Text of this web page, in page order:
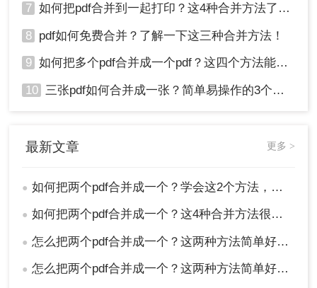
频繁处理PDF文件的用户，可以轻松实现PDF文件
的合并。
优点：功能全面，支持复杂的PDF编辑和合并
需求。
缺点：软件价格较高，对于偶尔需要合并PDF
操作步骤：
器，接着打开本地需要合并的PDF文件。
7 如何把pdf合并到一起打印？这4种合并方法了解一下！
8 pdf如何免费合并？了解一下这三种合并方法！
9 如何把多个pdf合并成一个pdf？这四个方法能帮助大家！
10 三张pdf如何合并成一张？简单易操作的3个方法！
最新文章 更多 >
● 如何把两个pdf合并成一个？学会这2个方法，一分钟就能搞定，太好用了！
● 如何把两个pdf合并成一个？这4种合并方法很好用！
● 怎么把两个pdf合并成一个？这两种方法简单好用！
● 怎么把两个pdf合并成一个？这两种方法简单好用！